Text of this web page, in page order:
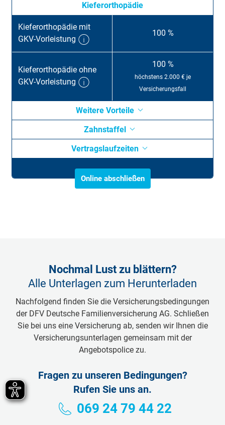
Kieferorthopädie
Kiefer­ortho­pädie mit
GKV-Vor­leist­ung
100 %
Kiefer­ortho­pädie ohne
GKV-Vor­leist­ung
100 %
höchstens 2.000 € je
Versicherungsfall
Weitere Vorteile
Zahnstaffel
Vertragslaufzeiten
Online abschließen
Nochmal Lust zu blättern?
Alle Unterlagen zum Herunterladen
Nachfolgend finden Sie die Versicherungsbedingungen
der DFV Deutsche Familienversicherung AG. Schließen
Sie bei uns eine Versicherung ab, senden wir Ihnen die
Versicherungsunterlagen gemeinsam mit der
Angebotspolice zu.
Fragen zu unseren Bedingungen?
Rufen Sie uns an.
069 24 79 44 22